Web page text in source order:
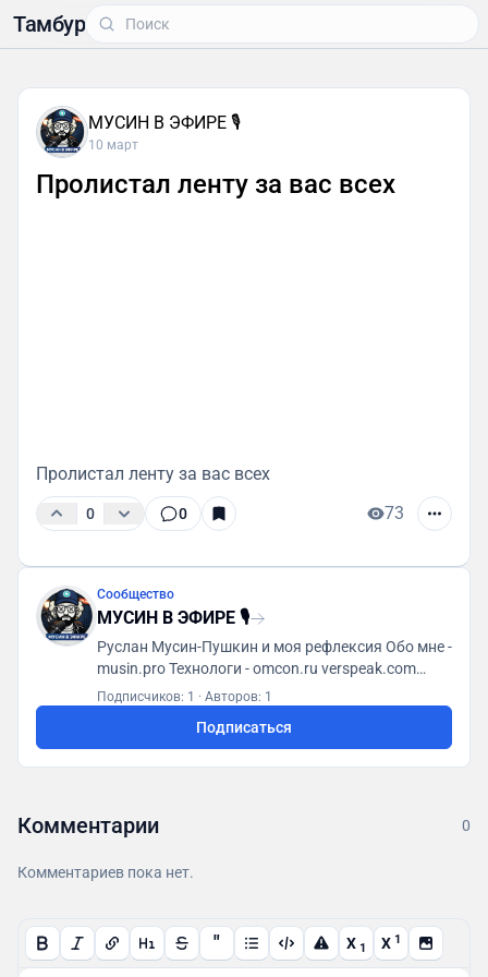
Тамбур
МУСИН В ЭФИРЕ 🎙
10 март
Пролистал ленту за вас всех
Пролистал ленту за вас всех
0 0 73
Сообщество
МУСИН В ЭФИРЕ 🎙
Руслан Мусин-Пушкин и моя рефлексия Обо мне -
musin.pro Технологи - omcon.ru verspeak.com
Мусин (яп. 無心) - t.me/MusinMind
Подписчиков: 1 · Авторов: 1
Подписаться
Комментарии 0
Комментариев пока нет.
" X 1 X 1